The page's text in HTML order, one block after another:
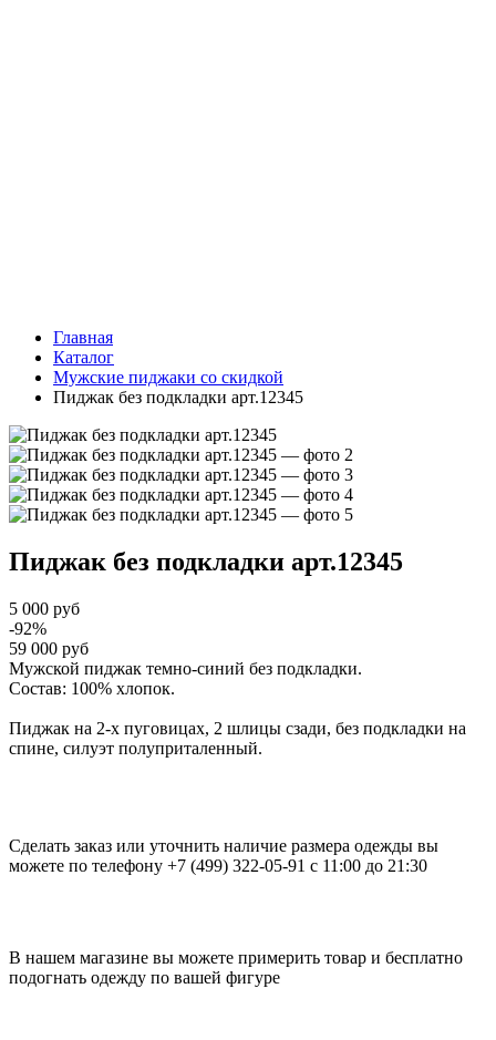
Главная
Каталог
Мужские пиджаки со скидкой
Пиджак без подкладки арт.12345
Пиджак без подкладки арт.12345
5 000 руб
-92%
59 000 руб
Мужской пиджак темно-синий без подкладки.
Состав: 100% хлопок.
Пиджак на 2-х пуговицах, 2 шлицы сзади, без подкладки на
спине, силуэт полуприталенный.
Сделать заказ или уточнить наличие размера одежды вы
можете по телефону +7 (499) 322-05-91 с 11:00 до 21:30
В нашем магазине вы можете примерить товар и бесплатно
подогнать одежду по вашей фигуре